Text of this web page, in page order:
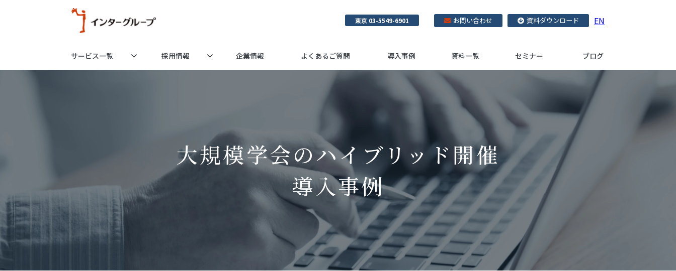
東京 03-5549-6901 お問い合わせ 資料ダウンロード EN
サービス一覧 採用情報 企業情報 よくあるご質問 導入事例 資料一覧 セミナー ブログ
大規模学会のハイブリッド開催
導入事例